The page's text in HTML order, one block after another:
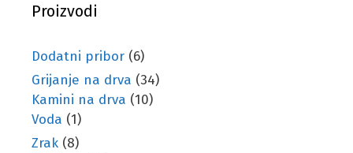
Proizvodi
Dodatni pribor (6)
Grijanje na drva (34)
Kamini na drva (10)
Voda (1)
Zrak (8)